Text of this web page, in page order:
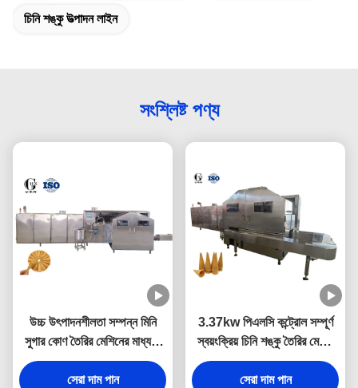
চিনি শঙ্কু উত্পাদন লাইন
সংশ্লিষ্ট পণ্য
উচ্চ উৎপাদনশীলতা সম্পন্ন মিনি
সুগার কোণ তৈরির মেশিনের মাধ্যমে
আপনার উৎপাদন বৃদ্ধি করুন
সেরা দাম পান
3.37kw পিএলসি কন্ট্রোল সম্পূর্ণ
স্বয়ংক্রিয় চিনি শঙ্কু তৈরির মেশিন
304 স্টেইনলেস স্টীল
সেরা দাম পান